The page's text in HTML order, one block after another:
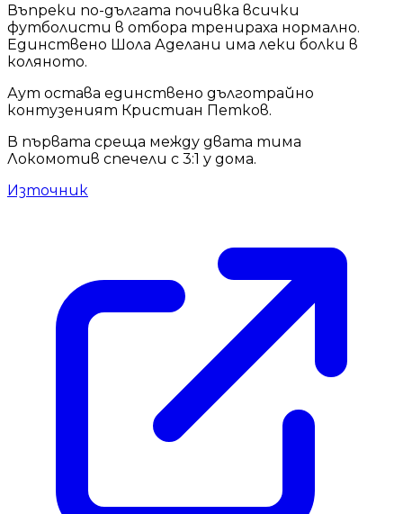
Въпреки по-дългата почивка всички
футболисти в отбора тренираха нормално.
Единствено Шола Аделани има леки болки в
коляното.
Аут остава единствено дълготрайно
контузеният Кристиан Петков.
В първата среща между двата тима
Локомотив спечели с 3:1 у дома.
Източник